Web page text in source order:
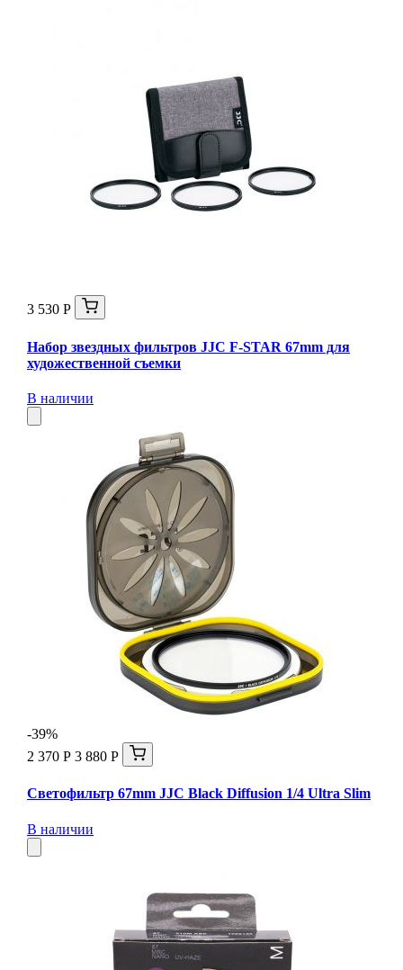
3 530 Р
Набор звездных фильтров JJC F-STAR 67mm для
художественной съемки
В наличии
-39%
2 370 Р 3 880 Р
Светофильтр 67mm JJC Black Diffusion 1/4 Ultra Slim
В наличии